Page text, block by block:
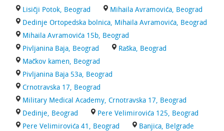
Lisičji Potok, Beograd
Mihaila Avramovića, Beograd
Dedinje Ortopedska bolnica, Mihaila Avramovića, Beograd
Mihaila Avramovića 15b, Beograd
Pivljanina Baja, Beograd
Raška, Beograd
Mačkov kamen, Beograd
Pivljanina Baja 53a, Beograd
Crnotravska 17, Beograd
Military Medical Academy, Crnotravska 17, Beograd
Dedinje, Beograd
Pere Velimirovića 125, Beograd
Pere Velimirovića 41, Beograd
Banjica, Belgrade